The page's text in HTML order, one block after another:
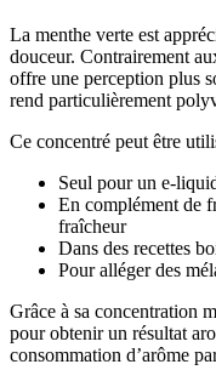
La menthe verte est
douceur. Contrairement
offre une perception plus
rend particulièrement
Ce concentré peut être
Seul pour un e-
En complément de
fraîcheur
Dans des recettes
Pour alléger des
Grâce à sa concentration
pour obtenir un résultat
consommation d’arôme